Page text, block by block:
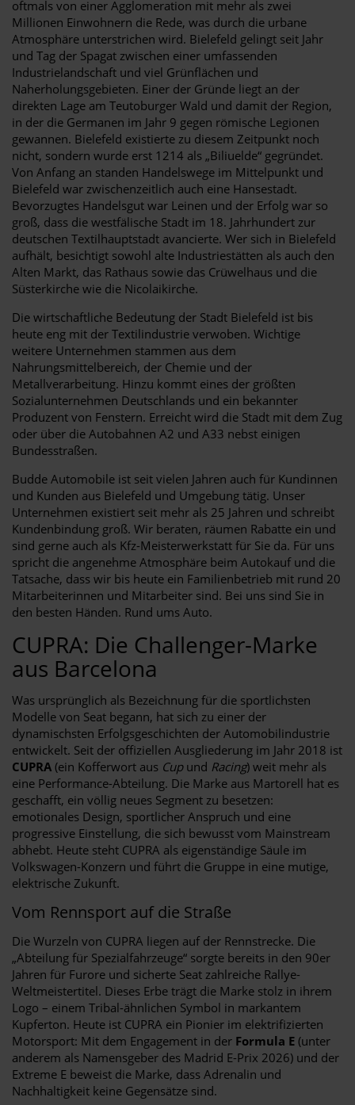
oftmals von einer Agglomeration mit mehr als zwei
Millionen Einwohnern die Rede, was durch die urbane
Atmosphäre unterstrichen wird. Bielefeld gelingt seit Jahr
und Tag der Spagat zwischen einer umfassenden
Industrielandschaft und viel Grünflächen und
Naherholungsgebieten. Einer der Gründe liegt an der
direkten Lage am Teutoburger Wald und damit der Region,
in der die Germanen im Jahr 9 gegen römische Legionen
gewannen. Bielefeld existierte zu diesem Zeitpunkt noch
nicht, sondern wurde erst 1214 als „Biliuelde“ gegründet.
Von Anfang an standen Handelswege im Mittelpunkt und
Bielefeld war zwischenzeitlich auch eine Hansestadt.
Bevorzugtes Handelsgut war Leinen und der Erfolg war so
groß, dass die westfälische Stadt im 18. Jahrhundert zur
deutschen Textilhauptstadt avancierte. Wer sich in Bielefeld
aufhält, besichtigt sowohl alte Industriestätten als auch den
Alten Markt, das Rathaus sowie das Crüwelhaus und die
Süsterkirche wie die Nicolaikirche.
Die wirtschaftliche Bedeutung der Stadt Bielefeld ist bis
heute eng mit der Textilindustrie verwoben. Wichtige
weitere Unternehmen stammen aus dem
Nahrungsmittelbereich, der Chemie und der
Metallverarbeitung. Hinzu kommt eines der größten
Sozialunternehmen Deutschlands und ein bekannter
Produzent von Fenstern. Erreicht wird die Stadt mit dem Zug
oder über die Autobahnen A2 und A33 nebst einigen
Bundesstraßen.
Budde Automobile ist seit vielen Jahren auch für Kundinnen
und Kunden aus Bielefeld und Umgebung tätig. Unser
Unternehmen existiert seit mehr als 25 Jahren und schreibt
Kundenbindung groß. Wir beraten, räumen Rabatte ein und
sind gerne auch als Kfz-Meisterwerkstatt für Sie da. Für uns
spricht die angenehme Atmosphäre beim Autokauf und die
Tatsache, dass wir bis heute ein Familienbetrieb mit rund 20
Mitarbeiterinnen und Mitarbeiter sind. Bei uns sind Sie in
den besten Händen. Rund ums Auto.
CUPRA: Die Challenger-Marke
aus Barcelona
Was ursprünglich als Bezeichnung für die sportlichsten
Modelle von Seat begann, hat sich zu einer der
dynamischsten Erfolgsgeschichten der Automobilindustrie
entwickelt. Seit der offiziellen Ausgliederung im Jahr 2018 ist
CUPRA (ein Kofferwort aus Cupund Racing) weit mehr als
eine Performance-Abteilung. Die Marke aus Martorell hat es
geschafft, ein völlig neues Segment zu besetzen:
emotionales Design, sportlicher Anspruch und eine
progressive Einstellung, die sich bewusst vom Mainstream
abhebt. Heute steht CUPRA als eigenständige Säule im
Volkswagen-Konzern und führt die Gruppe in eine mutige,
elektrische Zukunft.
Vom Rennsport auf die Straße
Die Wurzeln von CUPRA liegen auf der Rennstrecke. Die
„Abteilung für Spezialfahrzeuge“ sorgte bereits in den 90er
Jahren für Furore und sicherte Seat zahlreiche Rallye-
Weltmeistertitel. Dieses Erbe trägt die Marke stolz in ihrem
Logo – einem Tribal-ähnlichen Symbol in markantem
Kupferton. Heute ist CUPRA ein Pionier im elektrifizierten
Motorsport: Mit dem Engagement in der Formula E (unter
anderem als Namensgeber des Madrid E-Prix 2026) und der
Extreme E beweist die Marke, dass Adrenalin und
Nachhaltigkeit keine Gegensätze sind.